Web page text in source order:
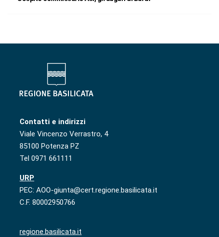
Contatti e indirizzi
Viale Vincenzo Verrastro, 4
85100 Potenza PZ
Tel 0971 661111
URP
PEC: AOO-giunta@cert.regione.basilicata.it
C.F. 80002950766
regione.basilicata.it